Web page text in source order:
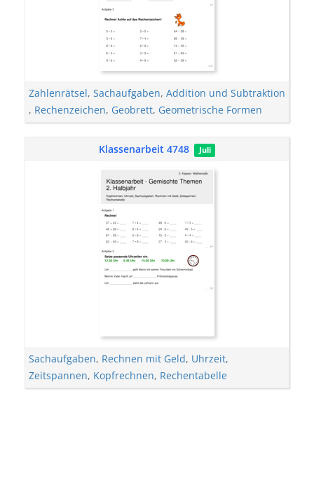
Zahlenrätsel, Sachaufgaben, Addition und Subtraktion
, Rechenzeichen, Geobrett, Geometrische Formen
Klassenarbeit 4748 Juli
Sachaufgaben, Rechnen mit Geld, Uhrzeit,
Zeitspannen, Kopfrechnen, Rechentabelle